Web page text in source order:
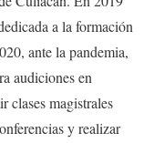
a la formación
ante la pandemia,
audiciones en
clases magistrales
y realizar